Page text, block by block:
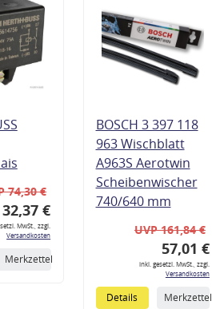
74,30 €
32,37 €
MwSt., zzgl.
Versandkosten
Merkzettel
BOSCH 3 397 118
963 Wischblatt
A963S Aerotwin
Scheibenwischer
740/640 mm
UVP 161,84 €
57,01 €
inkl. gesetzl. MwSt., zzgl.
Versandkosten
Details Merkzettel